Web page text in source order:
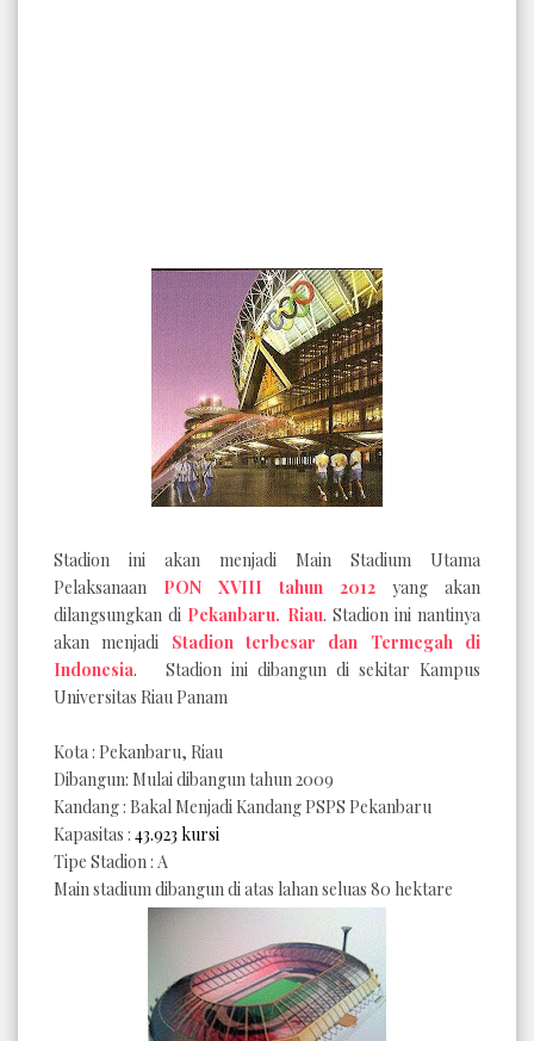
Stadion ini akan menjadi Main Stadium Utama
Pelaksanaan PON XVIII tahun 2012 yang akan
dilangsungkan di Pekanbaru. Riau. Stadion ini nantinya
akan menjadi Stadion terbesar dan Termegah di
Indonesia. Stadion ini dibangun di sekitar Kampus
Universitas Riau Panam
Kota : Pekanbaru, Riau
Dibangun: Mulai dibangun tahun 2009
Kandang : Bakal Menjadi Kandang PSPS Pekanbaru
Kapasitas : 43.923 kursi
Tipe Stadion : A
Main stadium dibangun di atas lahan seluas 80 hektare